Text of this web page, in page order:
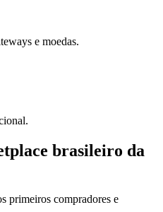
e moedas.
brasileiro da
primeiros compradores e